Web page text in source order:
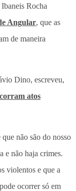
Rocha
Angular, que as
de maneira
Dino, escreveu,
atos
não são do nosso
e não haja crimes.
violentos e que a
ocorrer só em